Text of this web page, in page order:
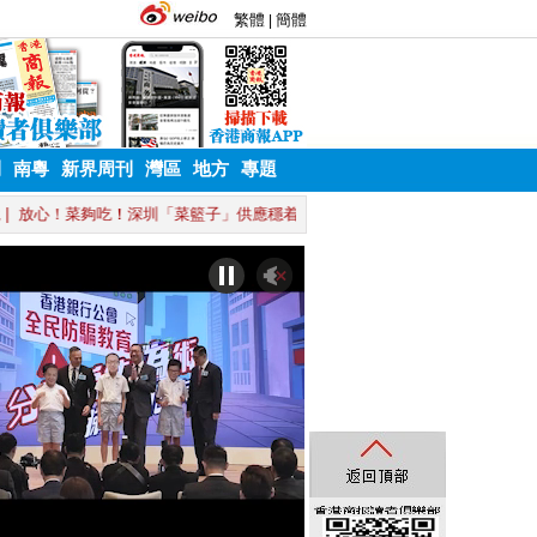
南粵 新界周刊 灣區 地方 專題